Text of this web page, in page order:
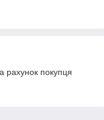
рахунок покупця